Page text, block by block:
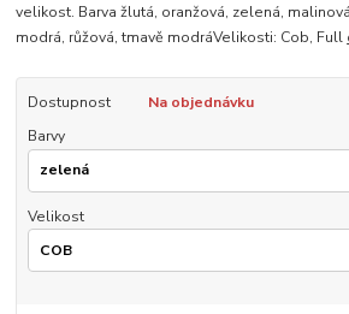
velikost. Barva žlutá, oranžová, zelená,
modrá, růžová, tmavě modráVelikosti: Cob, Full
Dostupnost
Na objednávku
Barvy
Velikost